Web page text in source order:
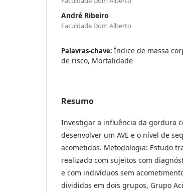
André Ribeiro
Faculdade Dom Alberto
Palavras-chave: Índice de massa
de risco, Mortalidade
Resumo
Investigar a influência da gordura
desenvolver um AVE e o nível de
acometidos. Metodologia: Estudo
realizado com sujeitos com
e com indivíduos sem
divididos em dois grupos, Grupo